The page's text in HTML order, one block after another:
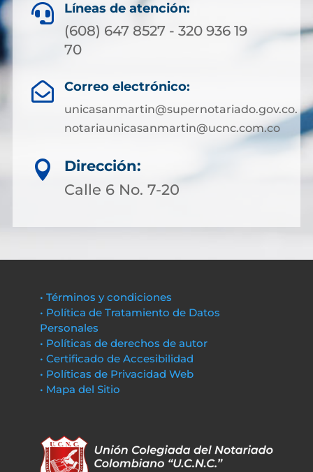
 Líneas de atención:
(608) 647 8527 - 320 936 19
70
 Correo electrónico:
unicasanmartin@supernotariado.gov.co.
notariaunicasanmartin@ucnc.com.co

Dirección:
Calle 6 No. 7-20
• Términos y condiciones
• Política de Tratamiento de Datos
Personales
• Políticas de derechos de autor
• Certificado de Accesibilidad
• Políticas de Privacidad Web
• Mapa del Sitio